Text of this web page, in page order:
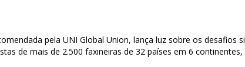
pela UNI Global Union, lança luz sobre os
de mais de 2.500 faxineiras de 32 países em 6